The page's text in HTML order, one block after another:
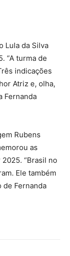
Lula da Silva
“A turma de
indicações
Atriz e, olha,
Fernanda
Rubens
as
“Brasil no
Ele também
de Fernanda